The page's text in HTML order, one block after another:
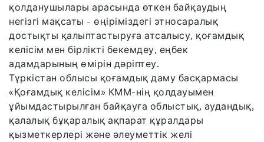
қолданушылары арасында өткен байқаудың
негізгі мақсаты - өңіріміздегі этносаралық
достықты қалыптастыруға атсалысу, қоғамдық
келісім мен бірлікті бекемдеу, еңбек
адамдарының өмірін дәріптеу.
Түркістан облысы қоғамдық даму басқармасы
«Қоғамдық келісім» КММ-нің қолдауымен
ұйымдастырылған байқауға облыстық, аудандық,
қалалық бұқаралық ақпарат құралдары
қызметкерлері және әлеуметтік желі